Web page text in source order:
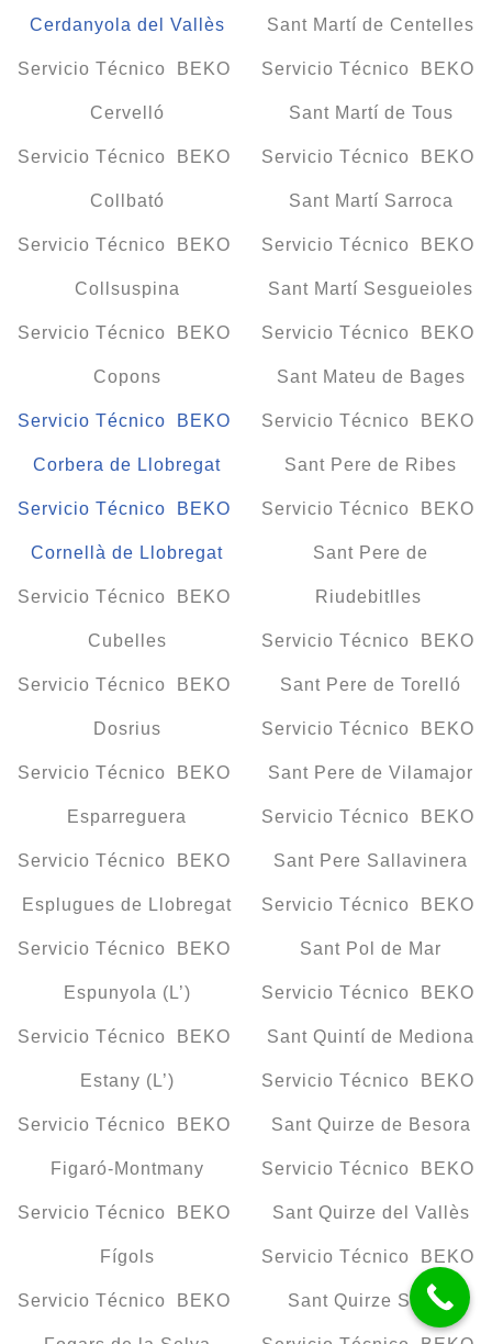
Cerdanyola del Vallès
Servicio Técnico BEKO
Cervelló
Servicio Técnico BEKO
Collbató
Servicio Técnico BEKO
Collsuspina
Servicio Técnico BEKO
Copons
Servicio Técnico BEKO
Corbera de Llobregat
Servicio Técnico BEKO
Cornellà de Llobregat
Servicio Técnico BEKO
Cubelles
Servicio Técnico BEKO
Dosrius
Servicio Técnico BEKO
Esparreguera
Servicio Técnico BEKO
Esplugues de Llobregat
Servicio Técnico BEKO
Espunyola (L’)
Servicio Técnico BEKO
Estany (L’)
Servicio Técnico BEKO
Figaró-Montmany
Servicio Técnico BEKO
Fígols
Servicio Técnico BEKO
Sant Martí de Centelles
Servicio Técnico BEKO
Sant Martí de Tous
Servicio Técnico BEKO
Sant Martí Sarroca
Servicio Técnico BEKO
Sant Martí Sesgueioles
Servicio Técnico BEKO
Sant Mateu de Bages
Servicio Técnico BEKO
Sant Pere de Ribes
Servicio Técnico BEKO
Sant Pere de
Riudebitlles
Servicio Técnico BEKO
Sant Pere de Torelló
Servicio Técnico BEKO
Sant Pere de Vilamajor
Servicio Técnico BEKO
Sant Pere Sallavinera
Servicio Técnico BEKO
Sant Pol de Mar
Servicio Técnico BEKO
Sant Quintí de Mediona
Servicio Técnico BEKO
Sant Quirze de Besora
Servicio Técnico BEKO
Sant Quirze del Vallès
Servicio Técnico BEKO
Sant Quirze Safaja